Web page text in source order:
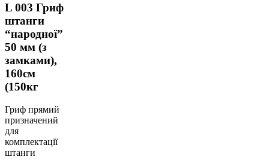
L 003 Гриф
штанги
“народної”
50 мм (з
замками),
160см
(150кг
Гриф прямий
призначений
для
комплектації
штанги